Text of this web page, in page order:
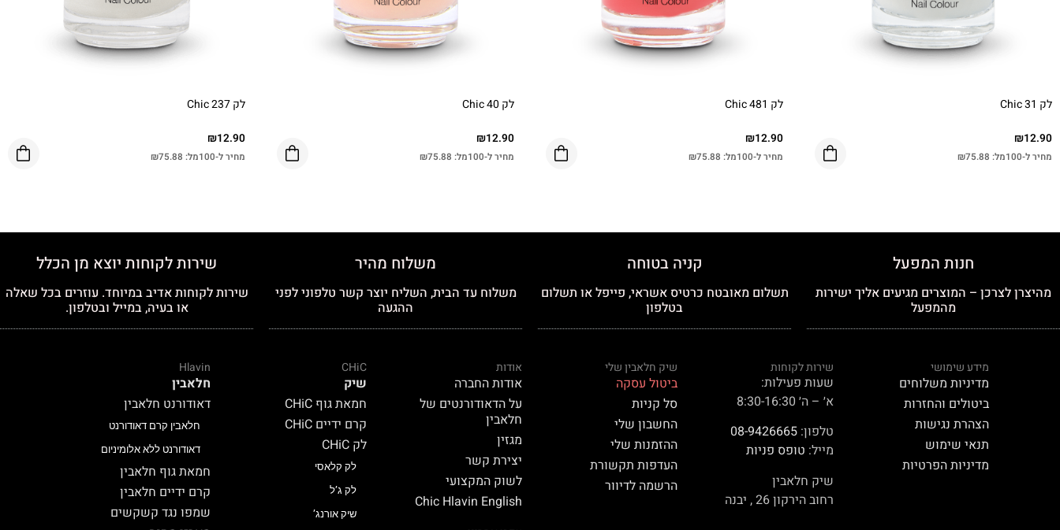
לק Chic 31
₪12.90
מחיר ל-100מל: ₪75.88
לק Chic 481
₪12.90
מחיר ל-100מל: ₪75.88
לק Chic 40
₪12.90
מחיר ל-100מל: ₪75.88
לק Chic 237
₪12.90
מחיר ל-100מל: ₪75.88
חנות המפעל
מהיצרן לצרכן – המוצרים מגיעים אליך ישירות
מהמפעל
קניה בטוחה
תשלום מאובטח כרטיס אשראי, פייפל או תשלום
בטלפון
משלוח מהיר
משלוח עד הבית, השליח יוצר קשר טלפוני לפני
ההגעה
שירות לקוחות יוצא מן הכלל
שירות לקוחות אדיב במיוחד. עוזרים בכל שאלה
או בעיה, במייל ובטלפון.
מידע שימושי
מדיניות משלוחים
ביטולים והחזרות
הצהרת נגישות
תנאי שימוש
מדיניות הפרטיות
שירות לקוחות
שעות פעילות:
א׳ – ה׳ 8:30-16:30
טלפון:08-9426665
מייל: טופס פניות
שיק חלאבין
רחוב הירקון 26 , יבנה
שיק חלאבין שלי
ביטול עסקה
סל קניות
החשבון שלי
ההזמנות שלי
העדפות תקשורת
הרשמה לדיוור
אודות
אודות החברה
על הדאודורנטים של
חלאבין
מגזין
יצירת קשר
לשוק המקצועי
Chic Hlavin English
CHiC
שיק
חמאת גוף CHiC
קרם ידיים CHiC
לק CHiC
לק קלאסי
לק ג’ל
שיק אורנג’
Hlavin
חלאבין
דאודורנט חלאבין
חלאבין קרם דאודורנט
דאודורנט ללא אלומיניום
חמאת גוף חלאבין
קרם ידיים חלאבין
שמפו נגד קשקשים